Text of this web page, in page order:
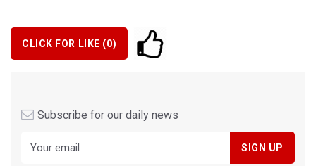
CLICK FOR LIKE (0)
Subscribe for our daily news